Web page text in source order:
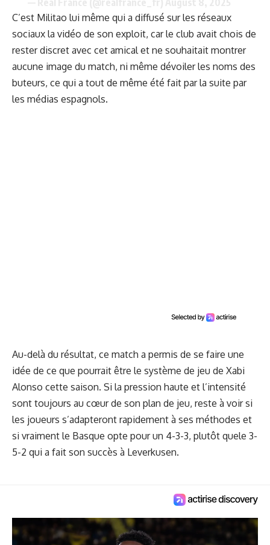
C’est Militao lui même qui a diffusé sur les réseaux
sociaux la vidéo de son exploit, car le club avait chois de
rester discret avec cet amical et ne souhaitait montrer
aucune image du match, ni même dévoiler les noms des
buteurs, ce qui a tout de même été fait par la suite par
les médias espagnols.
Au-delà du résultat, ce match a permis de se faire une
idée de ce que pourrait être le système de jeu de Xabi
Alonso cette saison. Si la pression haute et l’intensité
sont toujours au cœur de son plan de jeu, reste à voir si
les joueurs s’adapteront rapidement à ses méthodes et
si vraiment le Basque opte pour un 4-3-3, plutôt quele 3-
5-2 qui a fait son succès à Leverkusen.